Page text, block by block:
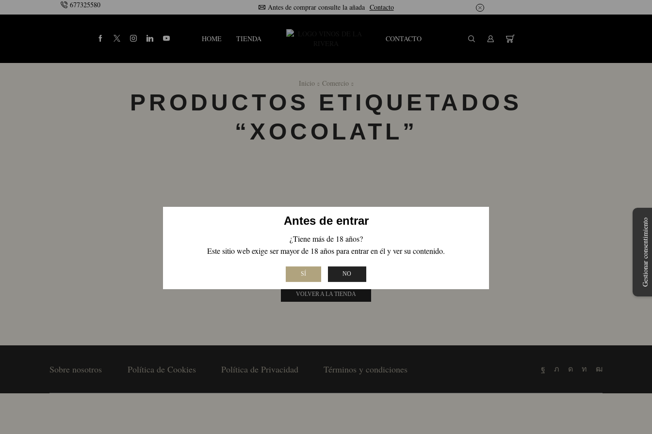
Antes de entrar
¿Tiene más de 18 años?
Este sitio web exige ser mayor de 18 años para entrar en él y ver su contenido.
SÍ NO
677325580 Antes de comprar consulte la añada Contacto
HOME TIENDA CONTACTO
Inicio Comercio
PRODUCTOS ETIQUETADOS
“XOCOLATL”
NO SE HAN ENCONTRADO PRODUCTOS
Revisa tu escritura o busca de nuevo con términos menos específicos.
VOLVER A LA TIENDA
Sobre nosotros Política de Cookies Política de Privacidad Términos y condiciones Facebook
TwitterInstagram
LinkedinYoutube
Gestionar consentimiento